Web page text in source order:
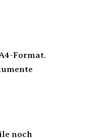
Format.
noch